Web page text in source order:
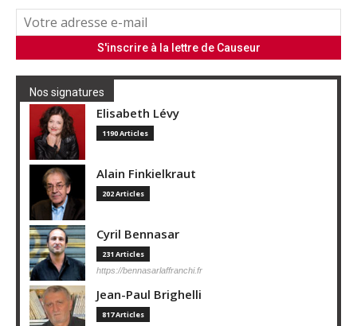
Nos signatures
Elisabeth Lévy
1190 Articles
Alain Finkielkraut
202 Articles
Cyril Bennasar
231 Articles
https://bennasarlaffranchi.fr
Jean-Paul Brighelli
817 Articles